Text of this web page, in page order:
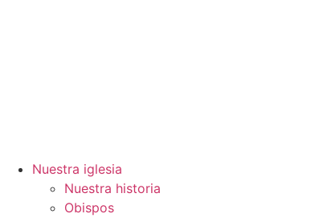
Nuestra iglesia
Nuestra historia
Obispos